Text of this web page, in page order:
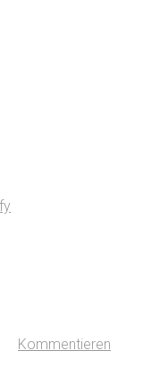
Kommentieren